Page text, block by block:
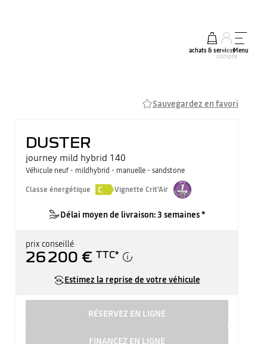
achats & services
mon
compte
Menu
Sauvegardez en favori
DUSTER
journey mild hybrid 140
Véhicule neuf - mildhybrid - manuelle - sandstone
Classe énergétique
C Vignette Crit'Air
Délai moyen de livraison: 3 semaines *
prix conseillé
26 200 € TTC*
Estimez la reprise de votre véhicule
RÉSERVEZ EN LIGNE
FINANCEZ EN LIGNE